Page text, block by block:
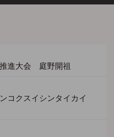
進大会 庭野開祖
コクスイシンタイカイ